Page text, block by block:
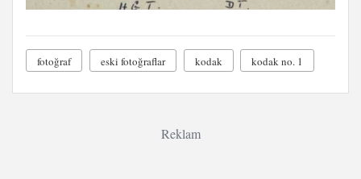
fotoğraf eski fotoğraflar kodak kodak no. 1
Reklam